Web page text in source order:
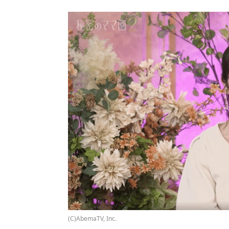
(C)AbemaTV, Inc.